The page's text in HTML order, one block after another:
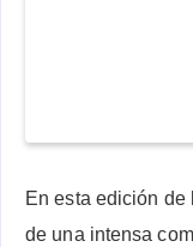
En esta edición de
de una intensa